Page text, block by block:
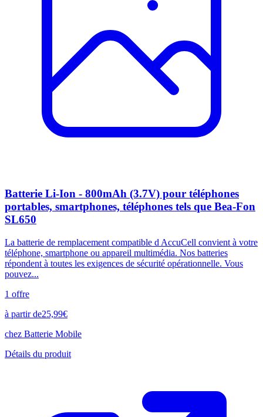
Batterie Li-Ion - 800mAh (3.7V) pour téléphones
portables, smartphones, téléphones tels que Bea-Fon
SL650
La batterie de remplacement compatible d AccuCell convient à votre
téléphone, smartphone ou appareil multimédia. Nos batteries
répondent à toutes les exigences de sécurité opérationnelle. Vous
pouvez...
1 offre
à partir de25,99€
chez Batterie Mobile
Détails du produit